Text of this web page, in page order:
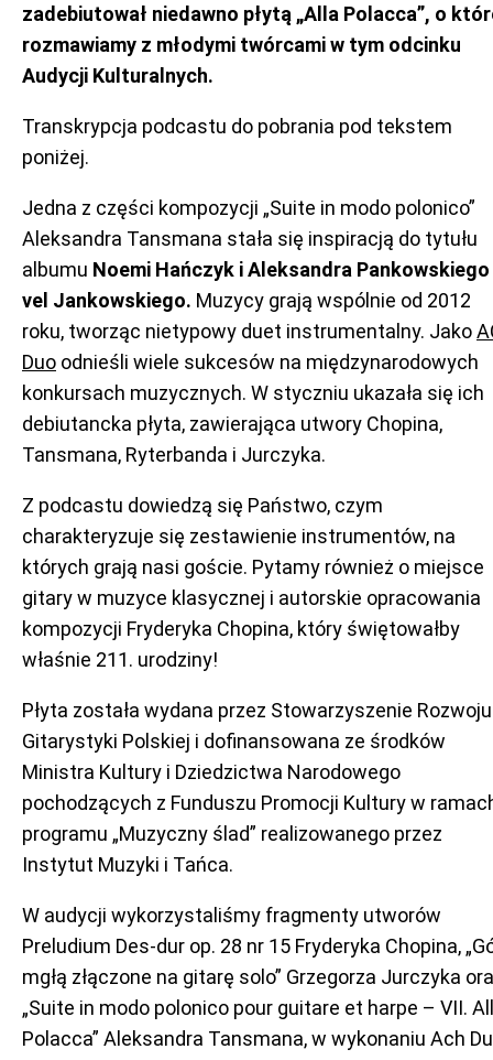
zadebiutował niedawno płytą „Alla Polacca”, o
rozmawiamy z młodymi twórcami w tym odcinku
Audycji Kulturalnych.
Transkrypcja podcastu do pobrania pod tekstem
poniżej.
Jedna z części kompozycji „Suite in modo polonico”
Aleksandra Tansmana stała się inspiracją do tytułu
albumu Noemi Hańczyk i Aleksandra Pankowskiego
vel Jankowskiego. Muzycy grają wspólnie od 2012
roku, tworząc nietypowy duet instrumentalny. Jako
Duo odnieśli wiele sukcesów na międzynarodowych
konkursach muzycznych. W styczniu ukazała się ich
debiutancka płyta, zawierająca utwory Chopina,
Tansmana, Ryterbanda i Jurczyka.
Z podcastu dowiedzą się Państwo, czym
charakteryzuje się zestawienie instrumentów, na
których grają nasi goście. Pytamy również o miejsce
gitary w muzyce klasycznej i autorskie opracowania
kompozycji Fryderyka Chopina, który świętowałby
właśnie 211. urodziny!
Płyta została wydana przez Stowarzyszenie Rozwoju
Gitarystyki Polskiej i dofinansowana ze środków
Ministra Kultury i Dziedzictwa Narodowego
pochodzących z Funduszu Promocji Kultury w
programu „Muzyczny ślad” realizowanego przez
Instytut Muzyki i Tańca.
W audycji wykorzystaliśmy fragmenty utworów
Preludium Des-dur op. 28 nr 15 Fryderyka Chopina,
mgłą złączone na gitarę solo” Grzegorza Jurczyka
„Suite in modo polonico pour guitare et harpe – VII.
Polacca” Aleksandra Tansmana, w wykonaniu Ach